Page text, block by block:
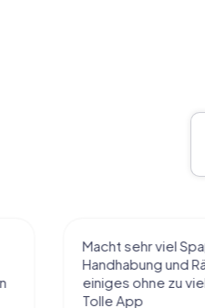
sehr viel Spaß, einfache
und Rätsel, man sieht
ohne zu viel zu laufen!